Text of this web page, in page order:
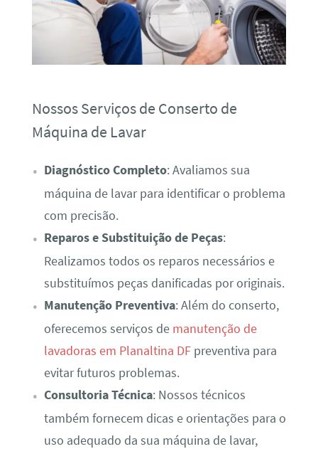
Nossos Serviços de Conserto de
Máquina de Lavar
Diagnóstico Completo: Avaliamos sua
máquina de lavar para identificar o problema
com precisão.
Reparos e Substituição de Peças:
Realizamos todos os reparos necessários e
substituímos peças danificadas por originais.
Manutenção Preventiva: Além do conserto,
oferecemos serviços de manutenção de
lavadoras em Planaltina DFpreventiva para
evitar futuros problemas.
Consultoria Técnica: Nossos técnicos
também fornecem dicas e orientações para o
uso adequado da sua máquina de lavar,